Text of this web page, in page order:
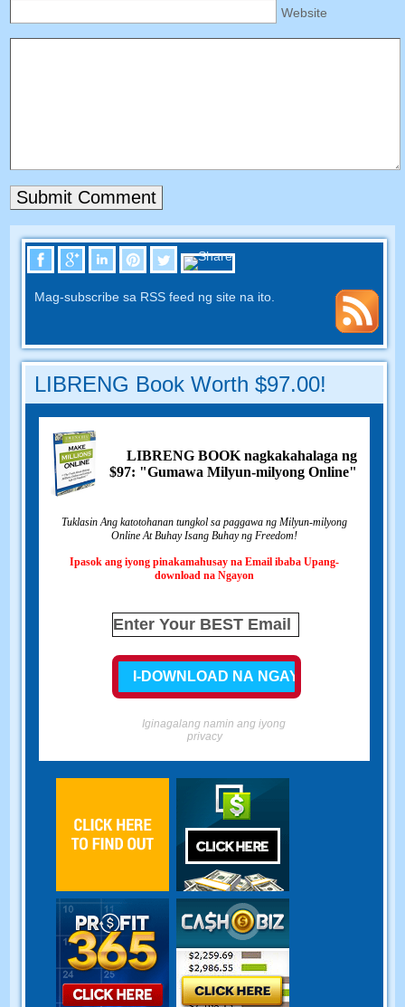
Website
Mag-subscribe sa RSS feed ng site na ito.
LIBRENG Book Worth $97.00!
LIBRENG BOOK nagkakahalaga ng
$97: "Gumawa Milyun-milyong Online"
Tuklasin Ang katotohanan tungkol sa paggawa ng Milyun-milyong
Online At Buhay Isang Buhay ng Freedom!
Ipasok ang iyong pinakamahusay na Email ibaba Upang-
download na Ngayon
Iginagalang namin ang iyong
privacy